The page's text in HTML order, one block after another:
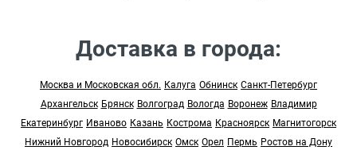
Доставка в города:
Москва и Московская обл. Калуга Обнинск Санкт-Петербург
Архангельск Брянск Волгоград Вологда Воронеж Владимир
Екатеринбург Иваново Казань Кострома Красноярск Магнитогорск
Нижний Новгород Новосибирск Омск Орел Пермь Ростов на Дону